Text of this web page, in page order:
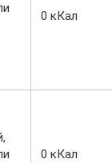
0 кКал
0 кКал